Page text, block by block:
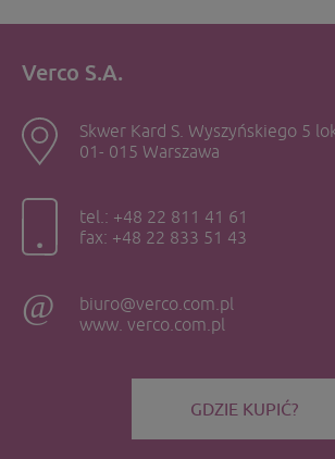
Verco S.A.
Skwer Kard S. Wyszyńskiego 5
01- 015 Warszawa
tel.: +48 22 811 41 61
fax: +48 22 833 51 43
biuro@verco.com.pl
www. verco.com.pl
GDZIE KUPIĆ?